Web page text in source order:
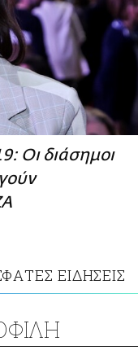
Οι διάσημοι
ΕΙΔΗΣΕΙΣ